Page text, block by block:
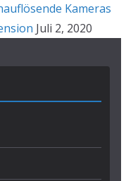
Kameras
Juli 2, 2020